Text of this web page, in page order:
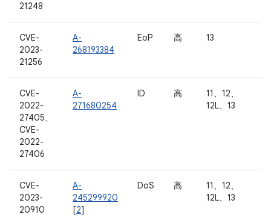
21248
CVE-
2023-
21256
A-
268193384
EoP 高 13
CVE-
2022-
27405、
CVE-
2022-
27406
A-
271680254
ID 高
11、12、
12L、13
CVE-
2023-
20910
A-
245299920
[2]
DoS 高
11、12、
12L、13